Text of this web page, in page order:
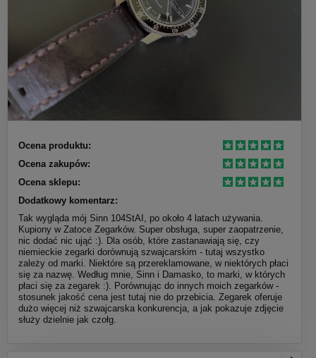
Ocena produktu:
Ocena zakupów:
Ocena sklepu:
Dodatkowy komentarz:
Tak wygląda mój Sinn 104StAI, po około 4 latach używania.
Kupiony w Zatoce Zegarków. Super obsługa, super zaopatrzenie,
nic dodać nic ująć :). Dla osób, które zastanawiają się, czy
niemieckie zegarki dorównują szwajcarskim - tutaj wszystko
zależy od marki. Niektóre są przereklamowane, w niektórych płaci
się za nazwę. Według mnie, Sinn i Damasko, to marki, w których
płaci się za zegarek :). Porównując do innych moich zegarków -
stosunek jakość cena jest tutaj nie do przebicia. Zegarek oferuje
dużo więcej niż szwajcarska konkurencja, a jak pokazuje zdjęcie
służy dzielnie jak czołg.